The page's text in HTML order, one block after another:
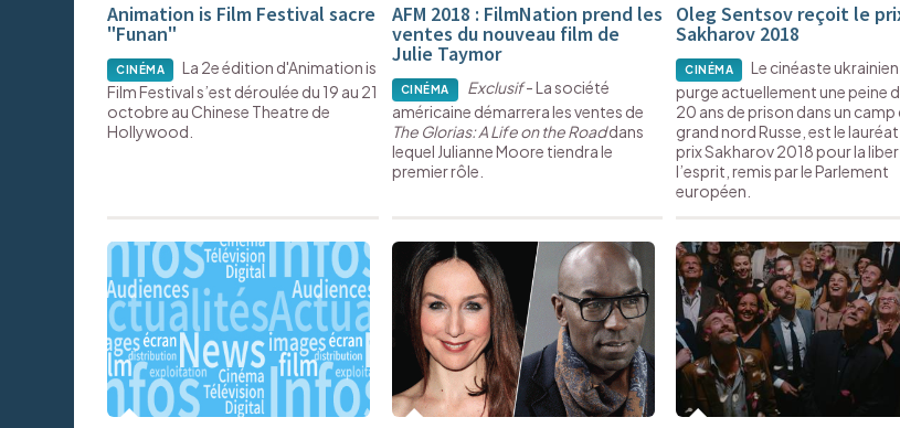
Animation is Film Festival sacre
"Funan"
CINÉMA
La 2e édition d'Animation is
Film Festival s’est déroulée du 19 au 21
octobre au Chinese Theatre de
Hollywood.
AFM 2018 : FilmNation prend les
ventes du nouveau film de
Julie Taymor
CINÉMA Exclusif- La société
américaine démarrera les ventes de
The Glorias: A Life on the Roaddans
lequel Julianne Moore tiendra le
premier rôle.
Oleg Sentsov reçoit le
Sakharov 2018
CINÉMA
Le cinéaste
purge actuellement une peine
20 ans de prison dans un camp
grand nord Russe, est le
prix Sakharov 2018 pour la
l’esprit, remis par le Parlement
européen.